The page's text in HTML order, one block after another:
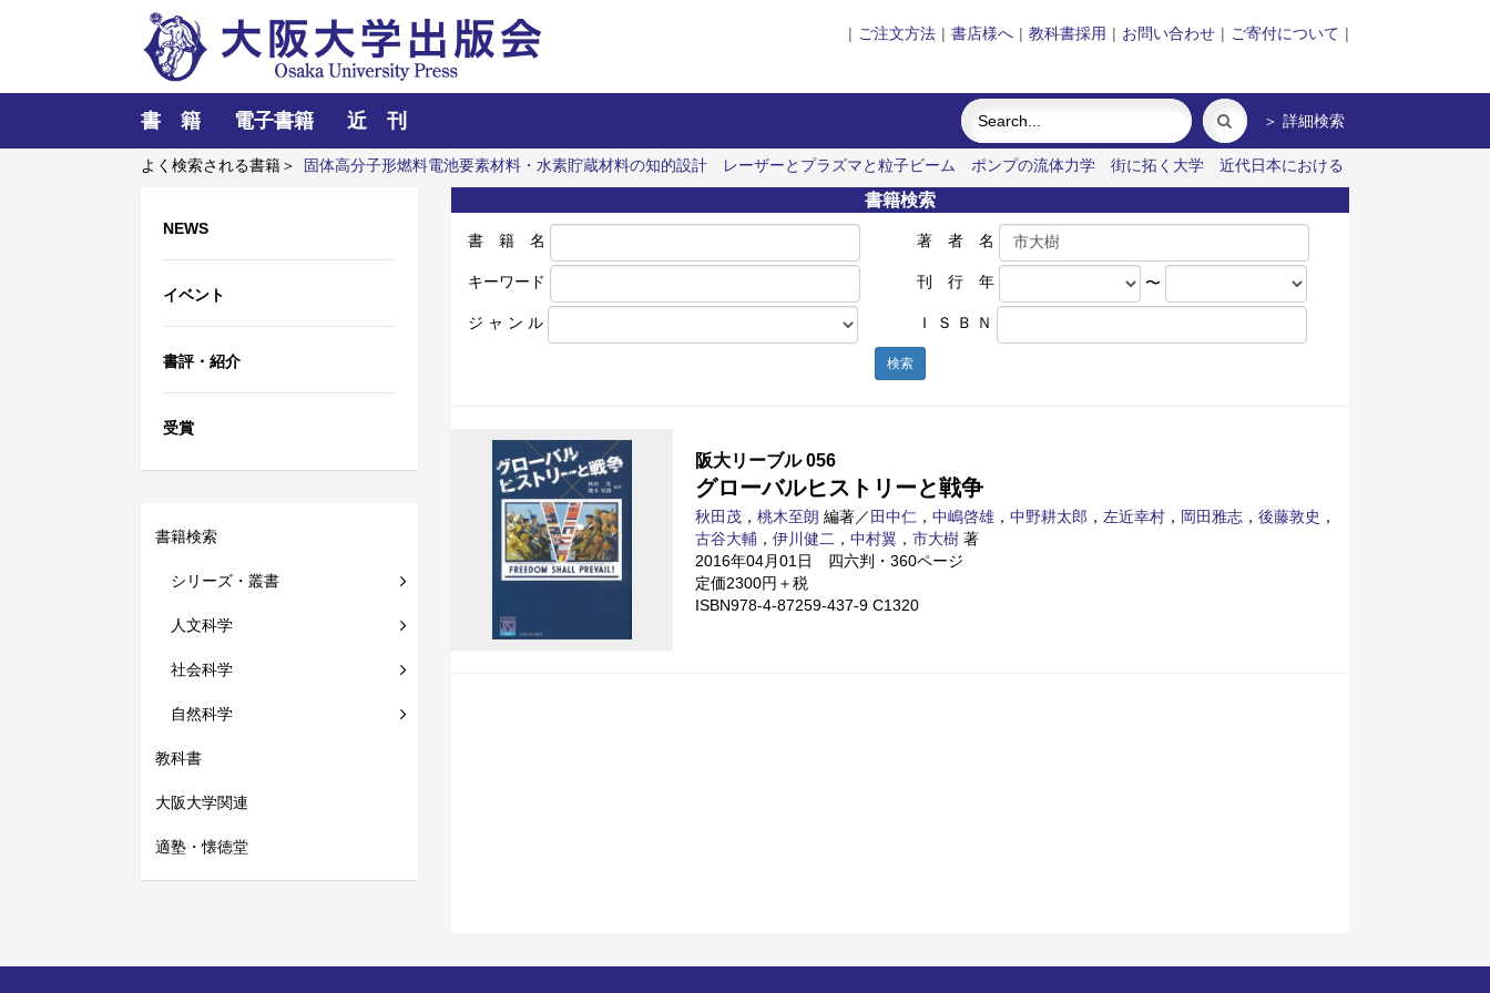
| ご注文方法 | 書店様へ | 教科書採用 | お問い合わせ | ご寄付について |
書 籍 電子書籍 近 刊 ＞ 詳細検索
よく検索される書籍＞ 固体高分子形燃料電池要素材料・水素貯蔵材料の知的設計 レーザーとプラズマと粒子ビーム ポンプの流体力学 街に拓く大学
近代日本における
NEWS
イベント
書評・紹介
受賞
書籍検索
シリーズ・叢書
人文科学
社会科学
自然科学
教科書
大阪大学関連
適塾・懐徳堂
書籍検索
書 籍 名 著 者 名
キーワード 刊 行 年 〜
ジ ャ ン ル Ｉ Ｓ Ｂ Ｎ
検索
阪大リーブル 056
グローバルヒストリーと戦争
秋田茂 ， 桃木至朗 編著／ 田中仁 ， 中嶋啓雄 ， 中野耕太郎 ， 左近幸村 ， 岡田雅志 ， 後藤敦史 ，
古谷大輔 ， 伊川健二 ， 中村翼 ， 市大樹 著
2016年04月01日 四六判・360ページ
定価2300円＋税
ISBN978-4-87259-437-9 C1320